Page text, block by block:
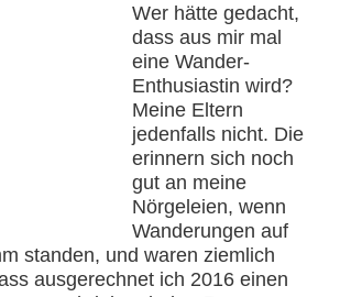
Wer hätte gedacht,
dass aus mir mal
eine Wander-
Enthusiastin wird?
Meine Eltern
jedenfalls nicht. Die
erinnern sich noch
gut an meine
Nörgeleien, wenn
Wanderungen auf
standen, und waren ziemlich
ausgerechnet ich 2016 einen